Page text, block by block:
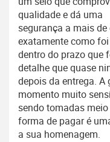
qualidade e dá uma
segurança a mais
exatamente como
dentro do prazo que
detalhe que quase
depois da entrega. A
momento muito
sendo tomadas
forma de pagar é
a sua homenagem.